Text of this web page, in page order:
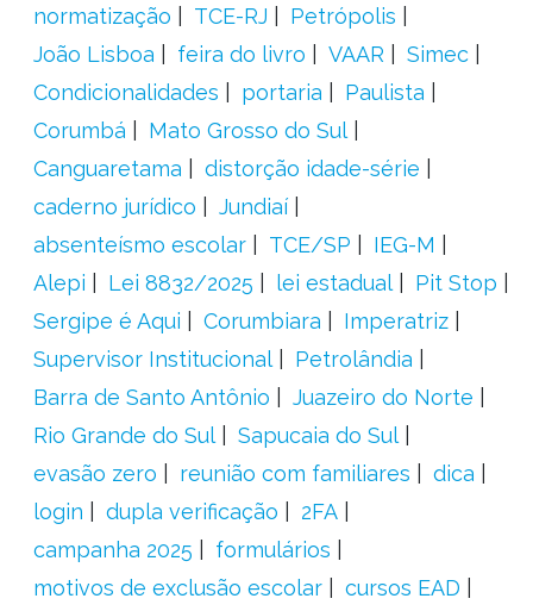
normatização
TCE-RJ
Petrópolis
João Lisboa
feira do livro VAAR
Simec
Condicionalidades
portaria
Paulista
Corumbá
Mato Grosso do Sul
Canguaretama
distorção idade-série
caderno jurídico
Jundiaí
absenteísmo escolar
TCE/SP
IEG-M
Alepi
Lei 8832/2025 lei estadual
Pit Stop
Sergipe é Aqui
Corumbiara
Imperatriz
Supervisor Institucional
Petrolândia
Barra de Santo Antônio
Juazeiro do Norte
Rio Grande do Sul
Sapucaia do Sul
evasão zero
reunião com familiares
dica
login
dupla verificação
2FA
campanha 2025
formulários
motivos de exclusão escolar
cursos EAD